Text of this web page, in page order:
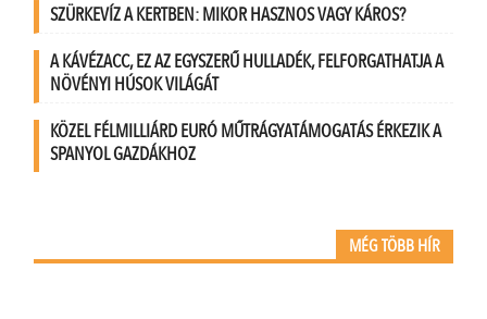
SZÜRKEVÍZ A KERTBEN: MIKOR HASZNOS VAGY KÁROS?
A KÁVÉZACC, EZ AZ EGYSZERŰ HULLADÉK, FELFORGATHATJA A
NÖVÉNYI HÚSOK VILÁGÁT
KÖZEL FÉLMILLIÁRD EURÓ MŰTRÁGYATÁMOGATÁS ÉRKEZIK A
SPANYOL GAZDÁKHOZ
MÉG TÖBB HÍR